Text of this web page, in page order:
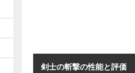
剣士の斬撃の性能と評価